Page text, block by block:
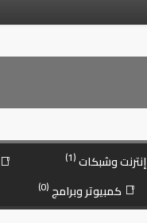
إنترنت وشبكات(1)
كمبيوتر وبرامج(0)